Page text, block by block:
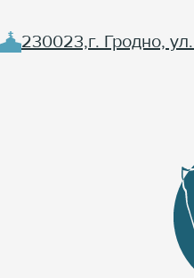
230023,г. Гродно,